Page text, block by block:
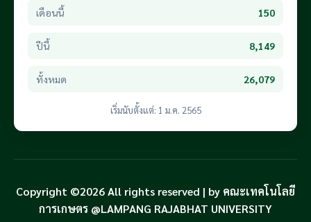
เดือนนี้ 150
ปีนี้ 8,149
ทั้งหมด 26,079
เริ่มนับตั้งแต่: 1 ม.ค. 2565
Copyright ©2026 All rights reserved | by คณะเทคโนโลยี
การเกษตร @LAMPANG RAJABHAT UNIVERSITY